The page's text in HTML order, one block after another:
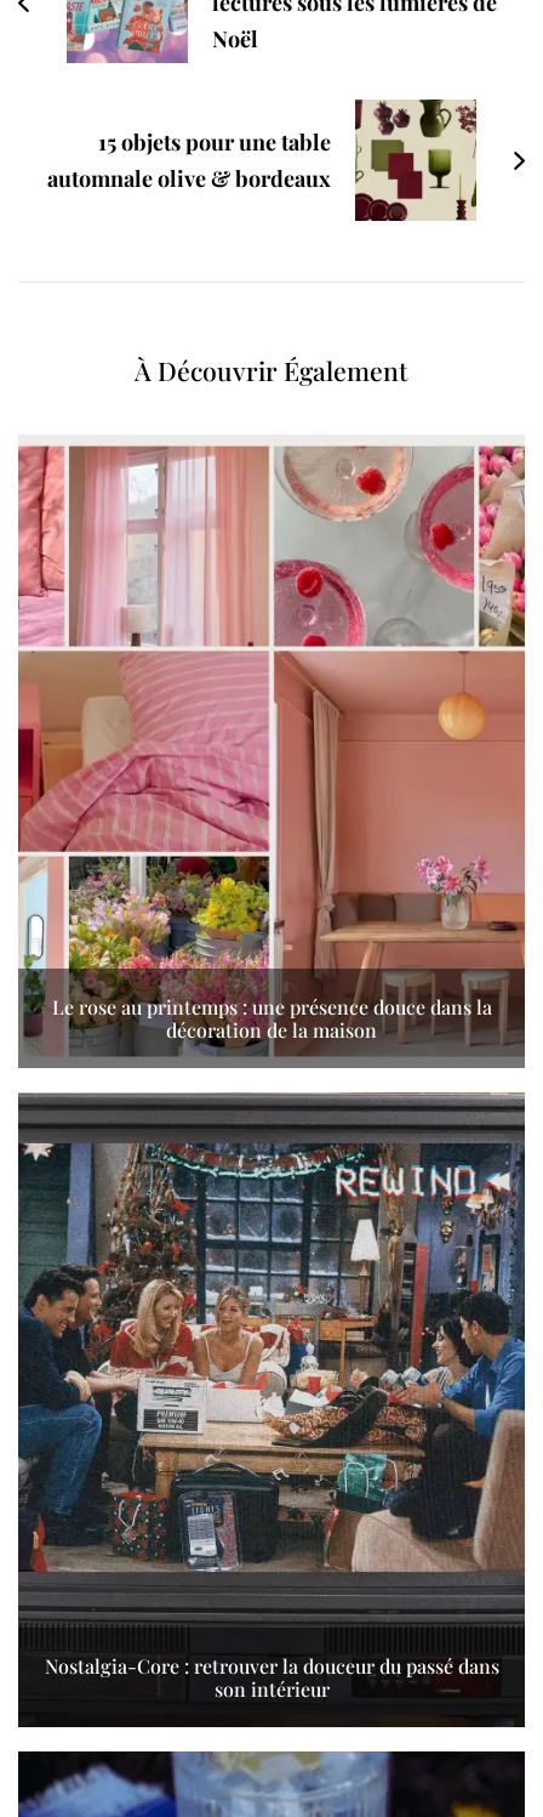
Noël
15 objets pour une table
automnale olive & bordeaux
À Découvrir Également
Le rose au printemps : une présence douce dans la
décoration de la maison
Nostalgia-Core : retrouver la douceur du passé dans
son intérieur